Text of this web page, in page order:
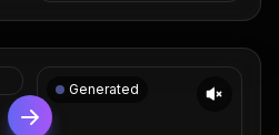
Generated